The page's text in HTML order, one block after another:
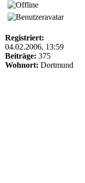
Registriert:
04.02.2006, 13:59
Beiträge: 375
Wohnort: Dortmund